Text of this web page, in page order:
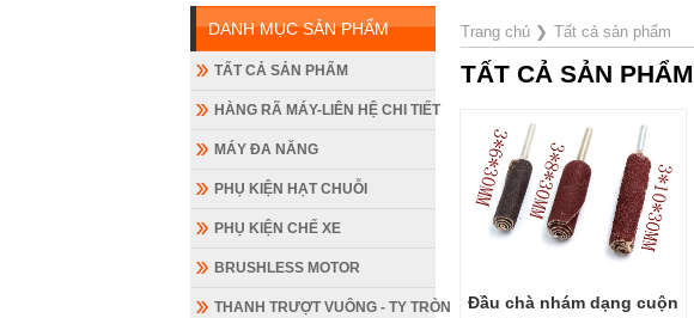
DANH MỤC SẢN PHẨM
TẤT CẢ SẢN PHẨM
HÀNG RÃ MÁY-LIÊN HỆ CHI TIẾT
MÁY ĐA NĂNG
PHỤ KIỆN HẠT CHUỖI
PHỤ KIỆN CHẾ XE
BRUSHLESS MOTOR
THANH TRƯỢT VUÔNG - TY TRÒN
Trang chủ❯ Tất cả sản phẩm
TẤT CẢ SẢN PHẨM
Đầu chà nhám dạng cuộn